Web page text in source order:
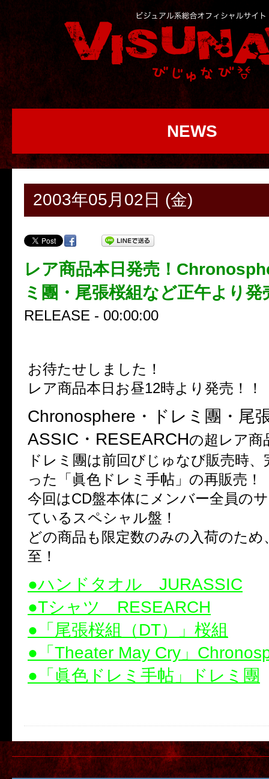
NEWS
2003年05月02日 (金)
レア商品本日発売！
ミ團・尾張桜組など正午より発
RELEASE - 00:00:00
お待たせしました！
レア商品本日お昼12時より発売！！
Chronosphere・ドレミ團・尾
ASSIC・RESEARCHの超レア商
ドレミ團は前回びじゅなび販売時
った「眞色ドレミ手帖」の再販売！
今回はCD盤本体にメンバー全員の
ているスペシャル盤！
どの商品も限定数のみの入荷のため
至！
●ハンドタオル JURASSIC
●Tシャツ RESEARCH
●「尾張桜組（DT）」桜組
●「Theater May Cry」
●「眞色ドレミ手帖」ドレミ團